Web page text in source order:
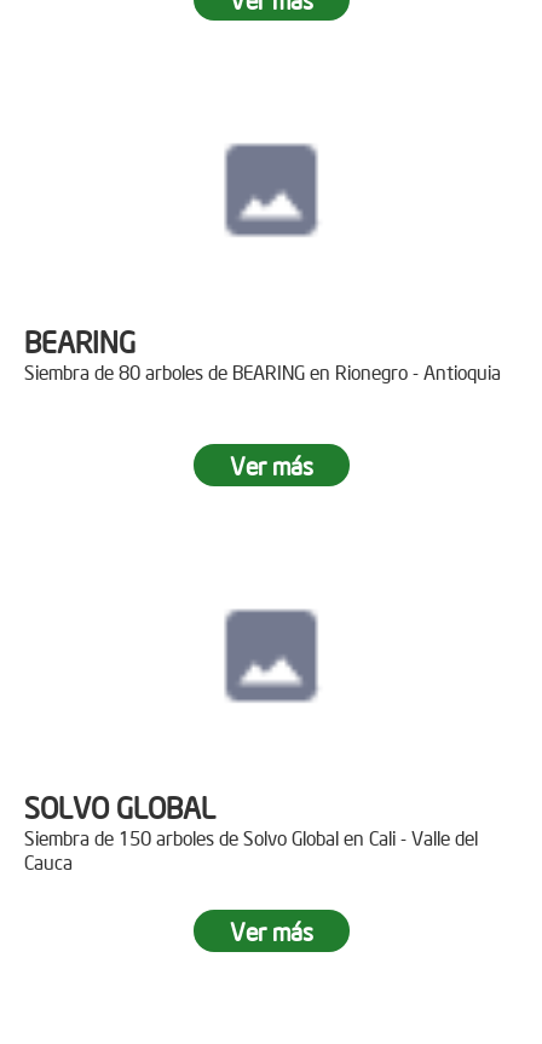
BEARING
Siembra de 80 arboles de BEARING en Rionegro - Antioquia
Ver más
SOLVO GLOBAL
Siembra de 150 arboles de Solvo Global en Cali - Valle del
Cauca
Ver más